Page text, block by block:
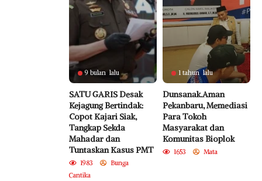
9 bulan lalu
SATU GARIS Desak
Kejagung Bertindak:
Copot Kajari Siak,
Tangkap Sekda
Mahadar dan
Tuntaskan Kasus PMT
1983
Bunga
Cantika
1 tahun lalu
Dunsanak.Aman
Pekanbaru, Memediasi
Para Tokoh
Masyarakat dan
Komunitas Bioplok
1653 Mata